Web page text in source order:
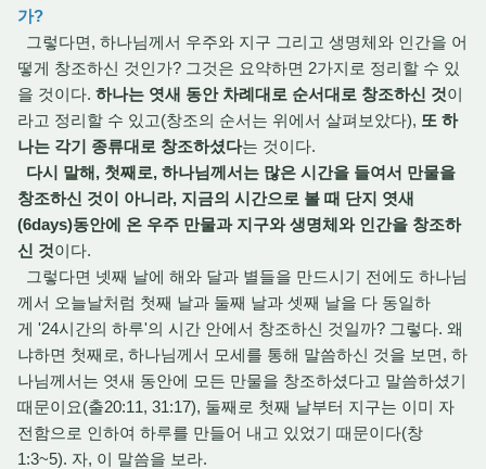
가?
그렇다면, 하나님께서 우주와 지구 그리고 생명체와 인간을 어
떻게 창조하신 것인가? 그것은 요약하면 2가지로 정리할 수 있
을 것이다. 하나는 엿새 동안 차례대로 순서대로 창조하신 것이
라고 정리할 수 있고(창조의 순서는 위에서 살펴보았다), 또 하
나는 각기 종류대로 창조하셨다는 것이다.
다시 말해, 첫째로, 하나님께서는 많은 시간을 들여서 만물을
창조하신 것이 아니라, 지금의 시간으로 볼 때 단지 엿새
(6days)동안에 온 우주 만물과 지구와 생명체와 인간을 창조하
신 것이다.
그렇다면 넷째 날에 해와 달과 별들을 만드시기 전에도 하나님
께서 오늘날처럼 첫째 날과 둘째 날과 셋째 날을 다 동일하
게 '24시간의 하루'의 시간 안에서 창조하신 것일까? 그렇다. 왜
냐하면 첫째로, 하나님께서 모세를 통해 말씀하신 것을 보면, 하
나님께서는 엿새 동안에 모든 만물을 창조하셨다고 말씀하셨기
때문이요(출20:11, 31:17), 둘째로 첫째 날부터 지구는 이미 자
전함으로 인하여 하루를 만들어 내고 있었기 때문이다(창
1:3~5). 자, 이 말씀을 보라.